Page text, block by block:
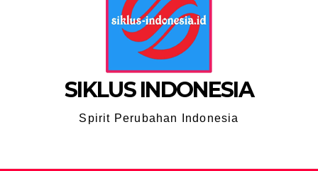
SIKLUS INDONESIA
Spirit Perubahan Indonesia